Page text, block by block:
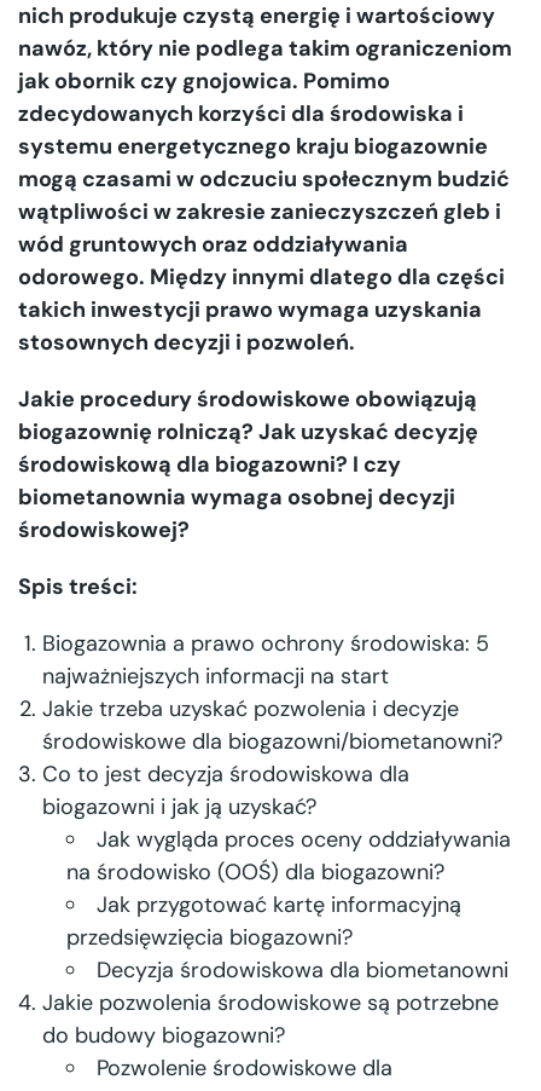
nich produkuje czystą energię i wartościowy
nawóz, który nie podlega takim ograniczeniom
jak obornik czy gnojowica. Pomimo
zdecydowanych korzyści dla środowiska i
systemu energetycznego kraju biogazownie
mogą czasami w odczuciu społecznym budzić
wątpliwości w zakresie zanieczyszczeń gleb i
wód gruntowych oraz oddziaływania
odorowego. Między innymi dlatego dla części
takich inwestycji prawo wymaga uzyskania
stosownych decyzji i pozwoleń.
Jakie procedury środowiskowe obowiązują
biogazownię rolniczą? Jak uzyskać decyzję
środowiskową dla biogazowni? I czy
biometanownia wymaga osobnej decyzji
środowiskowej?
Spis treści:
Biogazownia a prawo ochrony środowiska: 5
najważniejszych informacji na start
Jakie trzeba uzyskać pozwolenia i decyzje
środowiskowe dla biogazowni/biometanowni?
Co to jest decyzja środowiskowa dla
biogazowni i jak ją uzyskać?
Jak wygląda proces oceny oddziaływania
na środowisko (OOŚ) dla biogazowni?
Jak przygotować kartę informacyjną
przedsięwzięcia biogazowni?
Decyzja środowiskowa dla biometanowni
Jakie pozwolenia środowiskowe są potrzebne
do budowy biogazowni?
Pozwolenie środowiskowe dla